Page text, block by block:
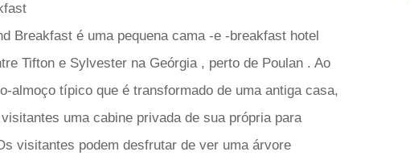
Breakfast é uma pequena cama -e -breakfast hotel
Tifton e Sylvester na Geórgia , perto de Poulan . Ao
almoço típico que é transformado de uma antiga casa,
uma cabine privada de sua própria para
visitantes podem desfrutar de ver uma árvore